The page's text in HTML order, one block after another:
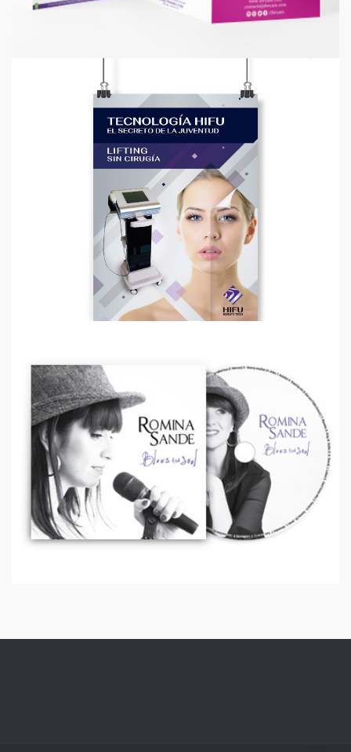
HIFU BEAUTY TECH | GRÁFICAS
Diseño Gráfico
ROMINA SANDE | GRÁFICAS
Diseño Gráfico